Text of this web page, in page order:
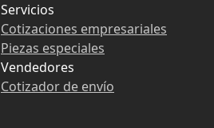
Servicios
Cotizaciones empresariales
Piezas especiales
Vendedores
Cotizador de envío